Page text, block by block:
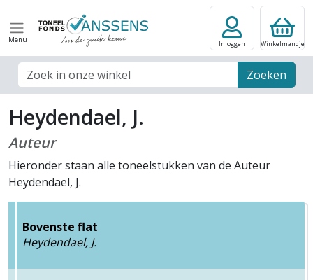
Menu
Zoek veld Zoeken
Inloggen Winkelmandje
Heydendael, J.
Auteur
Hieronder staan alle toneelstukken van de Auteur
Heydendael, J.
Bovenste flat
Heydendael, J.